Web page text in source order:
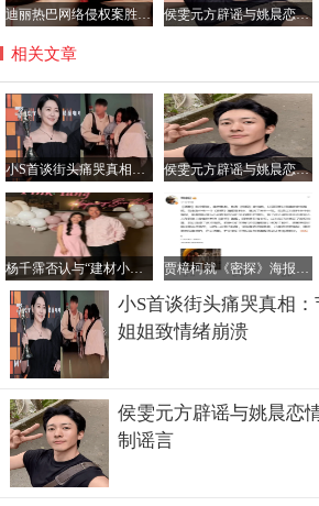
侯雯元方辟谣与姚晨恋情传闻：拒绝编造，抵制谣言
相关文章
小S首谈街头痛哭真相：节目收官遇惊喜 思念姐姐致情绪崩溃 侯雯元方辟谣与姚晨恋情传闻：拒绝编造，抵制谣言
小S首谈街头痛哭真相
姐姐致情绪崩溃
侯雯元方辟谣与姚晨恋
制谣言